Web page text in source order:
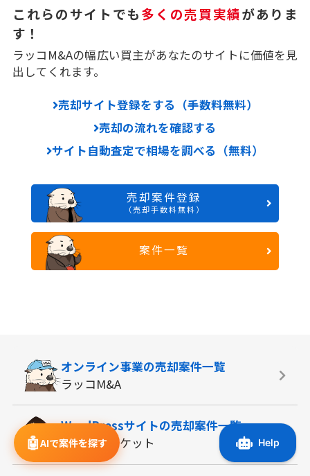
これらのサイトでも多くの売買実績がありま
す！
ラッコM&Aの幅広い買主があなたのサイトに価値を見
出してくれます。
売却サイト登録をする（手数料無料）
売却の流れを確認する
サイト自動査定で相場を調べる（無料）
売却案件登録
（売却手数料無料）
案件一覧
🤖AIで案件を探す
オンライン事業の売却案件一覧
ラッコM&A
WordPressサイトの売却案件一覧
サイトマーケット